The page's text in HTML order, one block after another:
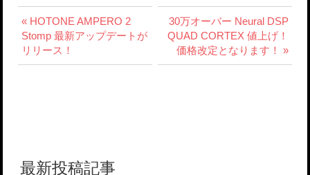
« HOTONE AMPERO 2
Stomp 最新アップデートが
リリース！
30万オーバー Neural DSP
QUAD CORTEX 値上げ！
価格改定となります！ »
最新投稿記事